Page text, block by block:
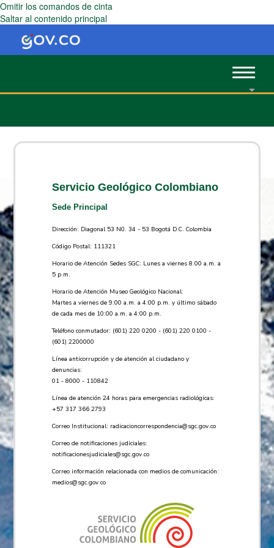
Omitir los comandos de cinta
Saltar al contenido principal
Toggle
Servicio Geológico Colombiano
Sede Principal
Dirección: Diagonal 53 N0. 34 - 53 Bogotá D.C. Colombia
Código Postal: 111321
Horario de Atención Sedes SGC: Lunes a viernes 8.00 a.m. a
5 p.m.
Horario de Atención Museo Geológico Nacional:
Martes a viernes de 9:00 a.m. a 4:00 p.m. y último sábado
de cada mes de 10:00 a.m. a 4:00 p.m.
Teléfono conmutador: (601) 220 0200 - (601) 220 0100 -
(601) 2200000
Línea anticorrupción y de atención al ciudadano y
denuncias:
01 - 8000 - 110842
Línea de atención 24 horas para emergencias radiológicas:
+57 ​317 366 2793
Correo Institucional: radicacioncorrespondencia@sgc.gov.co
Correo de notificaciones judiciales:
notificacionesjudiciales@sgc.gov.co
Correo información relacionada con medios de comunicación:
medios@sgc.gov.co